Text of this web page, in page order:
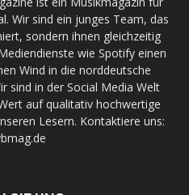
Wir sind ein junges Team, das
sondern ihnen gleichzeitig
wie Spotify einen
Wind in die norddeutsche
sind in der Social Media Welt
auf qualitativ hochwertige
Lesern. Kontaktiere uns: